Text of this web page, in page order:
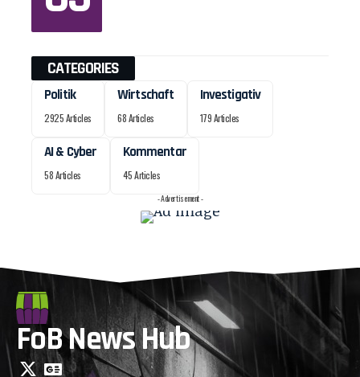
CATEGORIES
Politik
2925 Articles
Wirtschaft
68 Articles
Investigativ
179 Articles
AI & Cyber
58 Articles
Kommentar
45 Articles
- Advertisement -
FoB News Hub